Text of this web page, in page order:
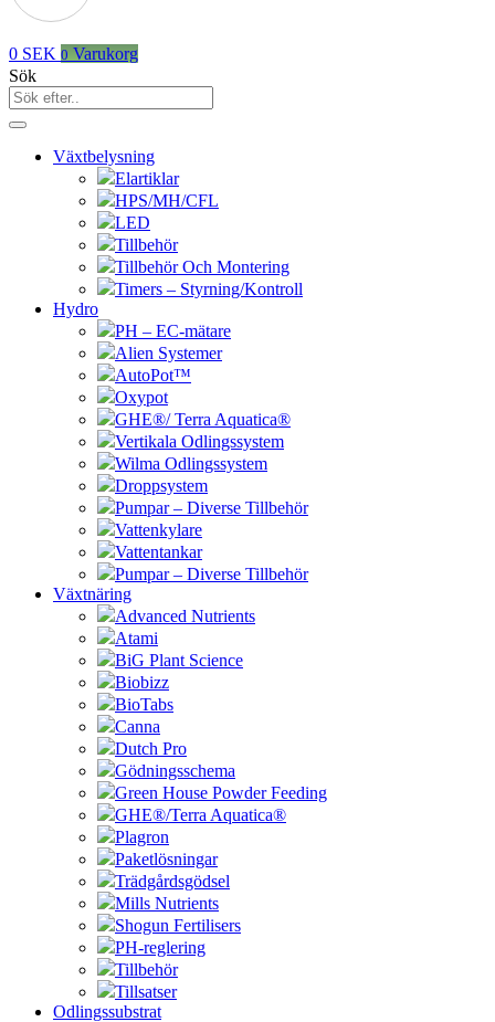
0 SEK 0 Varukorg
Sök
Växtbelysning
Elartiklar
HPS/MH/CFL
LED
Tillbehör
Tillbehör Och Montering
Timers – Styrning/Kontroll
Hydro
PH – EC-mätare
Alien Systemer
AutoPot™
Oxypot
GHE®/ Terra Aquatica®
Vertikala Odlingssystem
Wilma Odlingssystem
Droppsystem
Pumpar – Diverse Tillbehör
Vattenkylare
Vattentankar
Pumpar – Diverse Tillbehör
Växtnäring
Advanced Nutrients
Atami
BiG Plant Science
Biobizz
BioTabs
Canna
Dutch Pro
Gödningsschema
Green House Powder Feeding
GHE®/Terra Aquatica®
Plagron
Paketlösningar
Trädgårdsgödsel
Mills Nutrients
Shogun Fertilisers
PH-reglering
Tillbehör
Tillsatser
Odlingssubstrat